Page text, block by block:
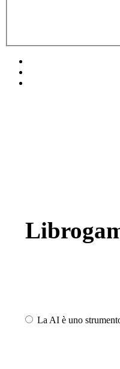
La AI è uno